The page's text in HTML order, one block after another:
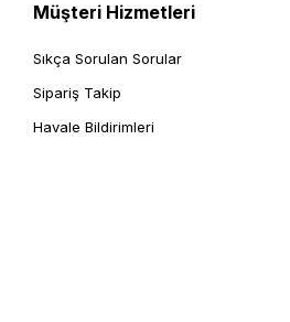
Müşteri Hizmetleri
Sıkça Sorulan Sorular
Sipariş Takip
Havale Bildirimleri